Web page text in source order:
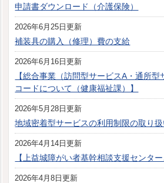
申請書ダウンロード（介護保険）
2026年6月25日更新
補装具の購入（修理）費の支給
2026年6月16日更新
【総合事業（訪問型サービスA・通所
コードについて（健康福祉課）】
2026年5月28日更新
地域密着型サービスの利用制限の取り
2026年4月14日更新
【上益城障がい者基幹相談支援センター
2026年4月8日更新